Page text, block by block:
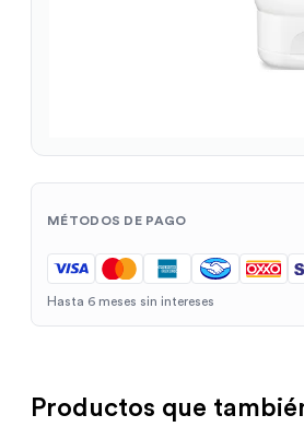
MÉTODOS DE PAGO
Hasta 6 meses sin intereses
Productos que